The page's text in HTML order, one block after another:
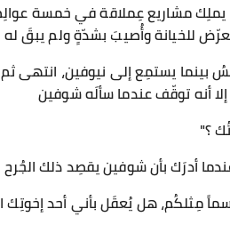
يملِك مشاريع عِملاقة في خمسة
للخيانة وأُصيبَ بشدّةٍ ولم يبقَ
بينما يستمِع إلى نيوفين، انتهى
إلا أنه توقّف عندما سألَه شوفين
؟"
أدرَك بأن شوفين يقصِد ذلك
مِثلكُم، هل يُعقَل بأني أحد إخوتِك